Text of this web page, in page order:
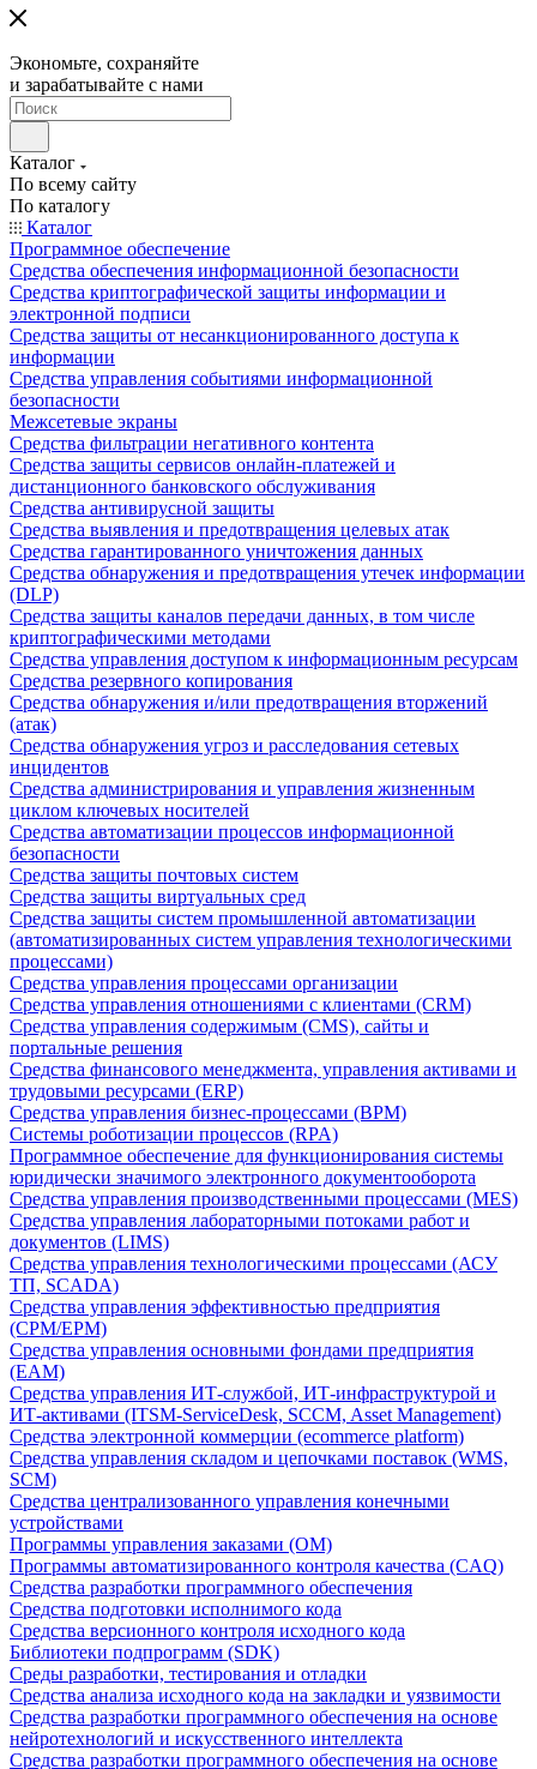
Экономьте, сохраняйте
и зарабатывайте с нами
Каталог
По всему сайту
По каталогу
Каталог
Программное обеспечение
Средства обеспечения информационной безопасности
Средства криптографической защиты информации и
электронной подписи
Средства защиты от несанкционированного доступа к
информации
Средства управления событиями информационной
безопасности
Межсетевые экраны
Средства фильтрации негативного контента
Средства защиты сервисов онлайн-платежей и
дистанционного банковского обслуживания
Средства антивирусной защиты
Средства выявления и предотвращения целевых атак
Средства гарантированного уничтожения данных
Средства обнаружения и предотвращения утечек информации
(DLP)
Средства защиты каналов передачи данных, в том числе
криптографическими методами
Средства управления доступом к информационным ресурсам
Средства резервного копирования
Средства обнаружения и/или предотвращения вторжений
(атак)
Средства обнаружения угроз и расследования сетевых
инцидентов
Средства администрирования и управления жизненным
циклом ключевых носителей
Средства автоматизации процессов информационной
безопасности
Средства защиты почтовых систем
Средства защиты виртуальных сред
Средства защиты систем промышленной автоматизации
(автоматизированных систем управления технологическими
процессами)
Средства управления процессами организации
Средства управления отношениями с клиентами (CRM)
Средства управления содержимым (CMS), сайты и
портальные решения
Средства финансового менеджмента, управления активами и
трудовыми ресурсами (ERP)
Средства управления бизнес-процессами (BPM)
Системы роботизации процессов (RPA)
Программное обеспечение для функционирования системы
юридически значимого электронного документооборота
Средства управления производственными процессами (MES)
Средства управления лабораторными потоками работ и
документов (LIMS)
Средства управления технологическими процессами (АСУ
ТП, SCADA)
Средства управления эффективностью предприятия
(CPM/EPM)
Средства управления основными фондами предприятия
(EAM)
Средства управления ИТ-службой, ИТ-инфраструктурой и
ИТ-активами (ITSM-ServiceDesk, SCCM, Asset Management)
Средства электронной коммерции (ecommerce platform)
Средства управления складом и цепочками поставок (WMS,
SCM)
Средства централизованного управления конечными
устройствами
Программы управления заказами (OM)
Программы автоматизированного контроля качества (CAQ)
Средства разработки программного обеспечения
Средства подготовки исполнимого кода
Средства версионного контроля исходного кода
Библиотеки подпрограмм (SDK)
Среды разработки, тестирования и отладки
Средства анализа исходного кода на закладки и уязвимости
Средства разработки программного обеспечения на основе
нейротехнологий и искусственного интеллекта
Средства разработки программного обеспечения на основе